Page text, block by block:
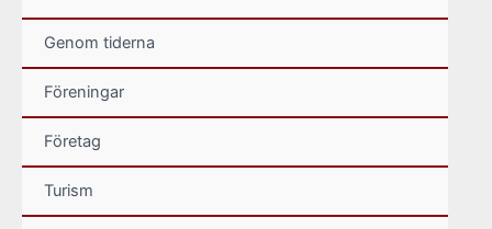
Genom tiderna
Föreningar
Företag
Turism